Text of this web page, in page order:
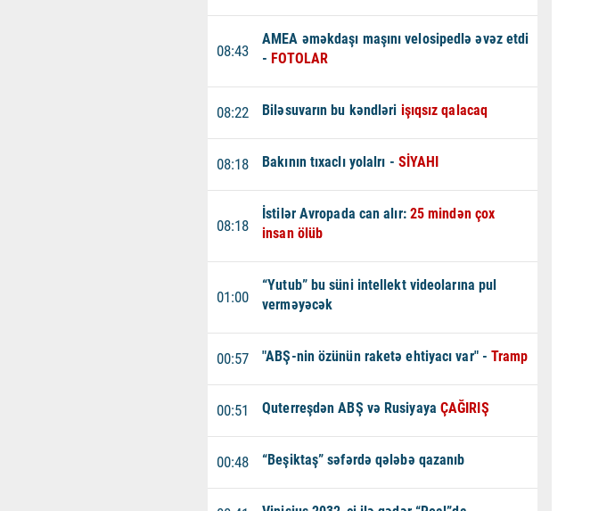
08:43
AMEA əməkdaşı maşını velosipedlə əvəz etdi
- FOTOLAR
08:22 Biləsuvarın bu kəndləri işıqsız qalacaq
08:18 Bakının tıxaclı yolalrı - SİYAHI
08:18
İstilər Avropada can alır:25 mindən çox
insan ölüb
01:00
“Yutub” bu süni intellekt videolarına pul
verməyəcək
00:57 "ABŞ-nin özünün raketə ehtiyacı var" -Tramp
00:51 Quterreşdən ABŞ və Rusiyaya ÇAĞIRIŞ
00:48 “Beşiktaş” səfərdə qələbə qazanıb